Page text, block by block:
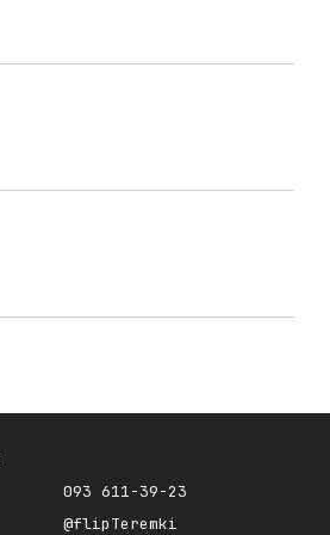
093 611-39-23
@flipTeremki